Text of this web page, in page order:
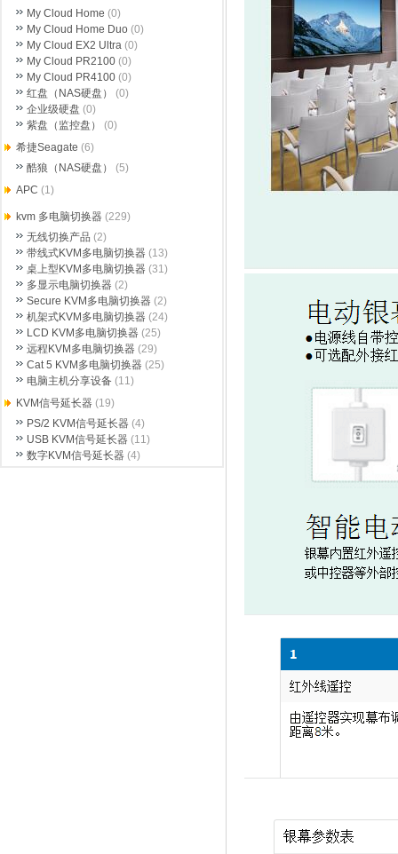
My Cloud Home (0)
My Cloud Home Duo (0)
My Cloud EX2 Ultra (0)
My Cloud PR2100 (0)
My Cloud PR4100 (0)
红盘（NAS硬盘）
(0)
企业级硬盘 (0)
紫盘（监控盘）
(0)
希捷Seagate (6)
酷狼（NAS硬盘）
(5)
APC (1)
kvm 多电脑切换器 (229)
无线切换产品 (2)
带线式KVM多电脑切换器 (13)
桌上型KVM多电脑切换器 (31)
多显示电脑切换器 (2)
Secure KVM多电脑切换器 (2)
机架式KVM多电脑切换器 (24)
LCD KVM多电脑切换器 (25)
远程KVM多电脑切换器 (29)
Cat 5 KVM多电脑切换器 (25)
电脑主机分享设备 (11)
KVM信号延长器 (19)
PS/2 KVM信号延长器 (4)
USB KVM信号延长器 (11)
数字KVM信号延长器 (4)